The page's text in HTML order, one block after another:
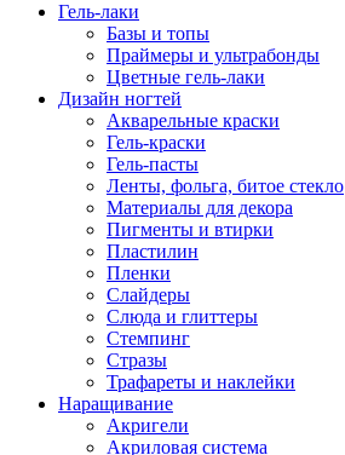
Гель-лаки
Базы и топы
Праймеры и ультрабонды
Цветные гель-лаки
Дизайн ногтей
Акварельные краски
Гель-краски
Гель-пасты
Ленты, фольга, битое стекло
Материалы для декора
Пигменты и втирки
Пластилин
Пленки
Слайдеры
Слюда и глиттеры
Стемпинг
Стразы
Трафареты и наклейки
Наращивание
Акригели
Акриловая система